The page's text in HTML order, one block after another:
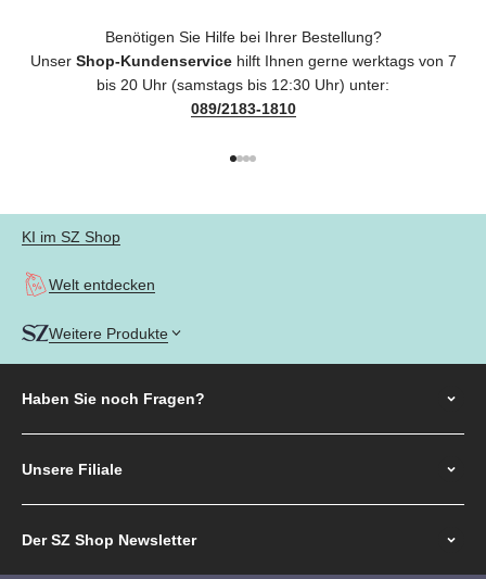
Benötigen Sie Hilfe bei Ihrer Bestellung?
Unser Shop-Kundenservicehilft Ihnen gerne werktags von 7
bis 20 Uhr (samstags bis 12:30 Uhr) unter:
089/2183-1810
KI im SZ Shop
Welt entdecken
Weitere Produkte
Haben Sie noch Fragen?
Unsere Filiale
Der SZ Shop Newsletter